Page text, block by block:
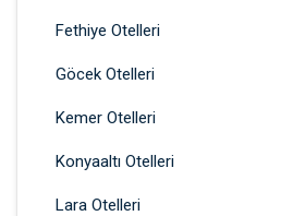
Fethiye Otelleri
Göcek Otelleri
Kemer Otelleri
Konyaaltı Otelleri
Lara Otelleri